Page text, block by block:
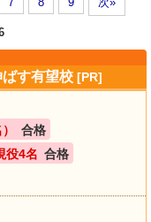
す有望校 [PR]
合格
役4名 合格